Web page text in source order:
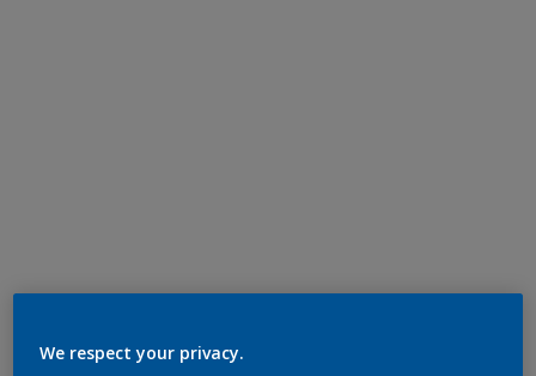
We respect your privacy.